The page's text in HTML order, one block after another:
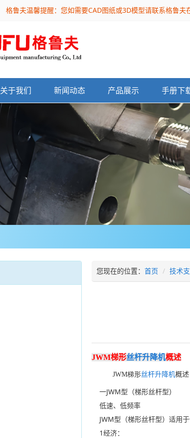
格鲁夫温馨提醒：您如需要CAD图纸或3D模型请联系格鲁
关于我们 新闻动态 产品展示 手册下
您现在的位置： 首页 技术
JWM梯形丝杆升降机概述
JWM梯形丝杆升降机概述
一JWM型（梯形丝杆型）
低速、低频率
JWM型（梯形丝杆型）适用
1经济：